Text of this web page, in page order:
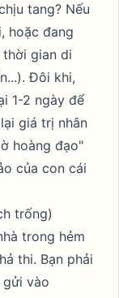
tang? Nếu
hoặc đang
gian di
Đôi khi,
1-2 ngày để
giá trị nhân
hoàng đạo"
của con cái
trống)
trong hẻm
thi. Bạn phải
gửi vào